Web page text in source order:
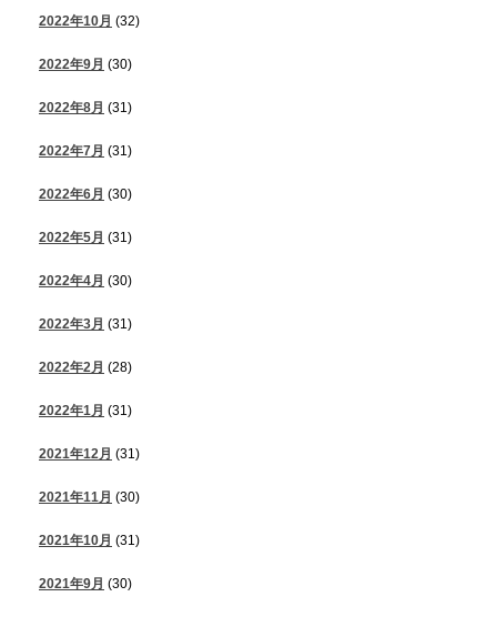
2022年10月 (32)
2022年9月 (30)
2022年8月 (31)
2022年7月 (31)
2022年6月 (30)
2022年5月 (31)
2022年4月 (30)
2022年3月 (31)
2022年2月 (28)
2022年1月 (31)
2021年12月 (31)
2021年11月 (30)
2021年10月 (31)
2021年9月 (30)